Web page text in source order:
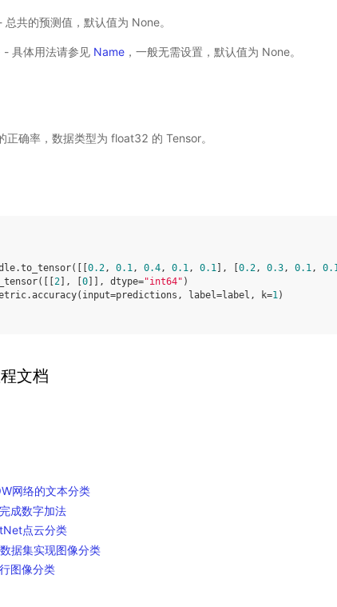
共的预测值，默认值为 None。
- 具体用法请参见 Name ，一般无需设置，默认值为 None。
正确率，数据类型为 float32 的 Tensor。
.to_tensor([[ 0.2, 0.1, 0.4, 0.1, 0.1 ], 0.2, 0.3, 0.1,
([[ 2 ], 0 ]], dtype="int64" )
.accuracy( input=predictions , label=label , k=1)
文档
网络的文本分类
成数字加法
点云分类
据集实现图像分类
图像分类